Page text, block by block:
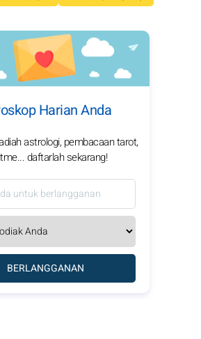
Harian Anda
astrologi, pembacaan tarot,
daftarlah sekarang!
BERLANGGANAN